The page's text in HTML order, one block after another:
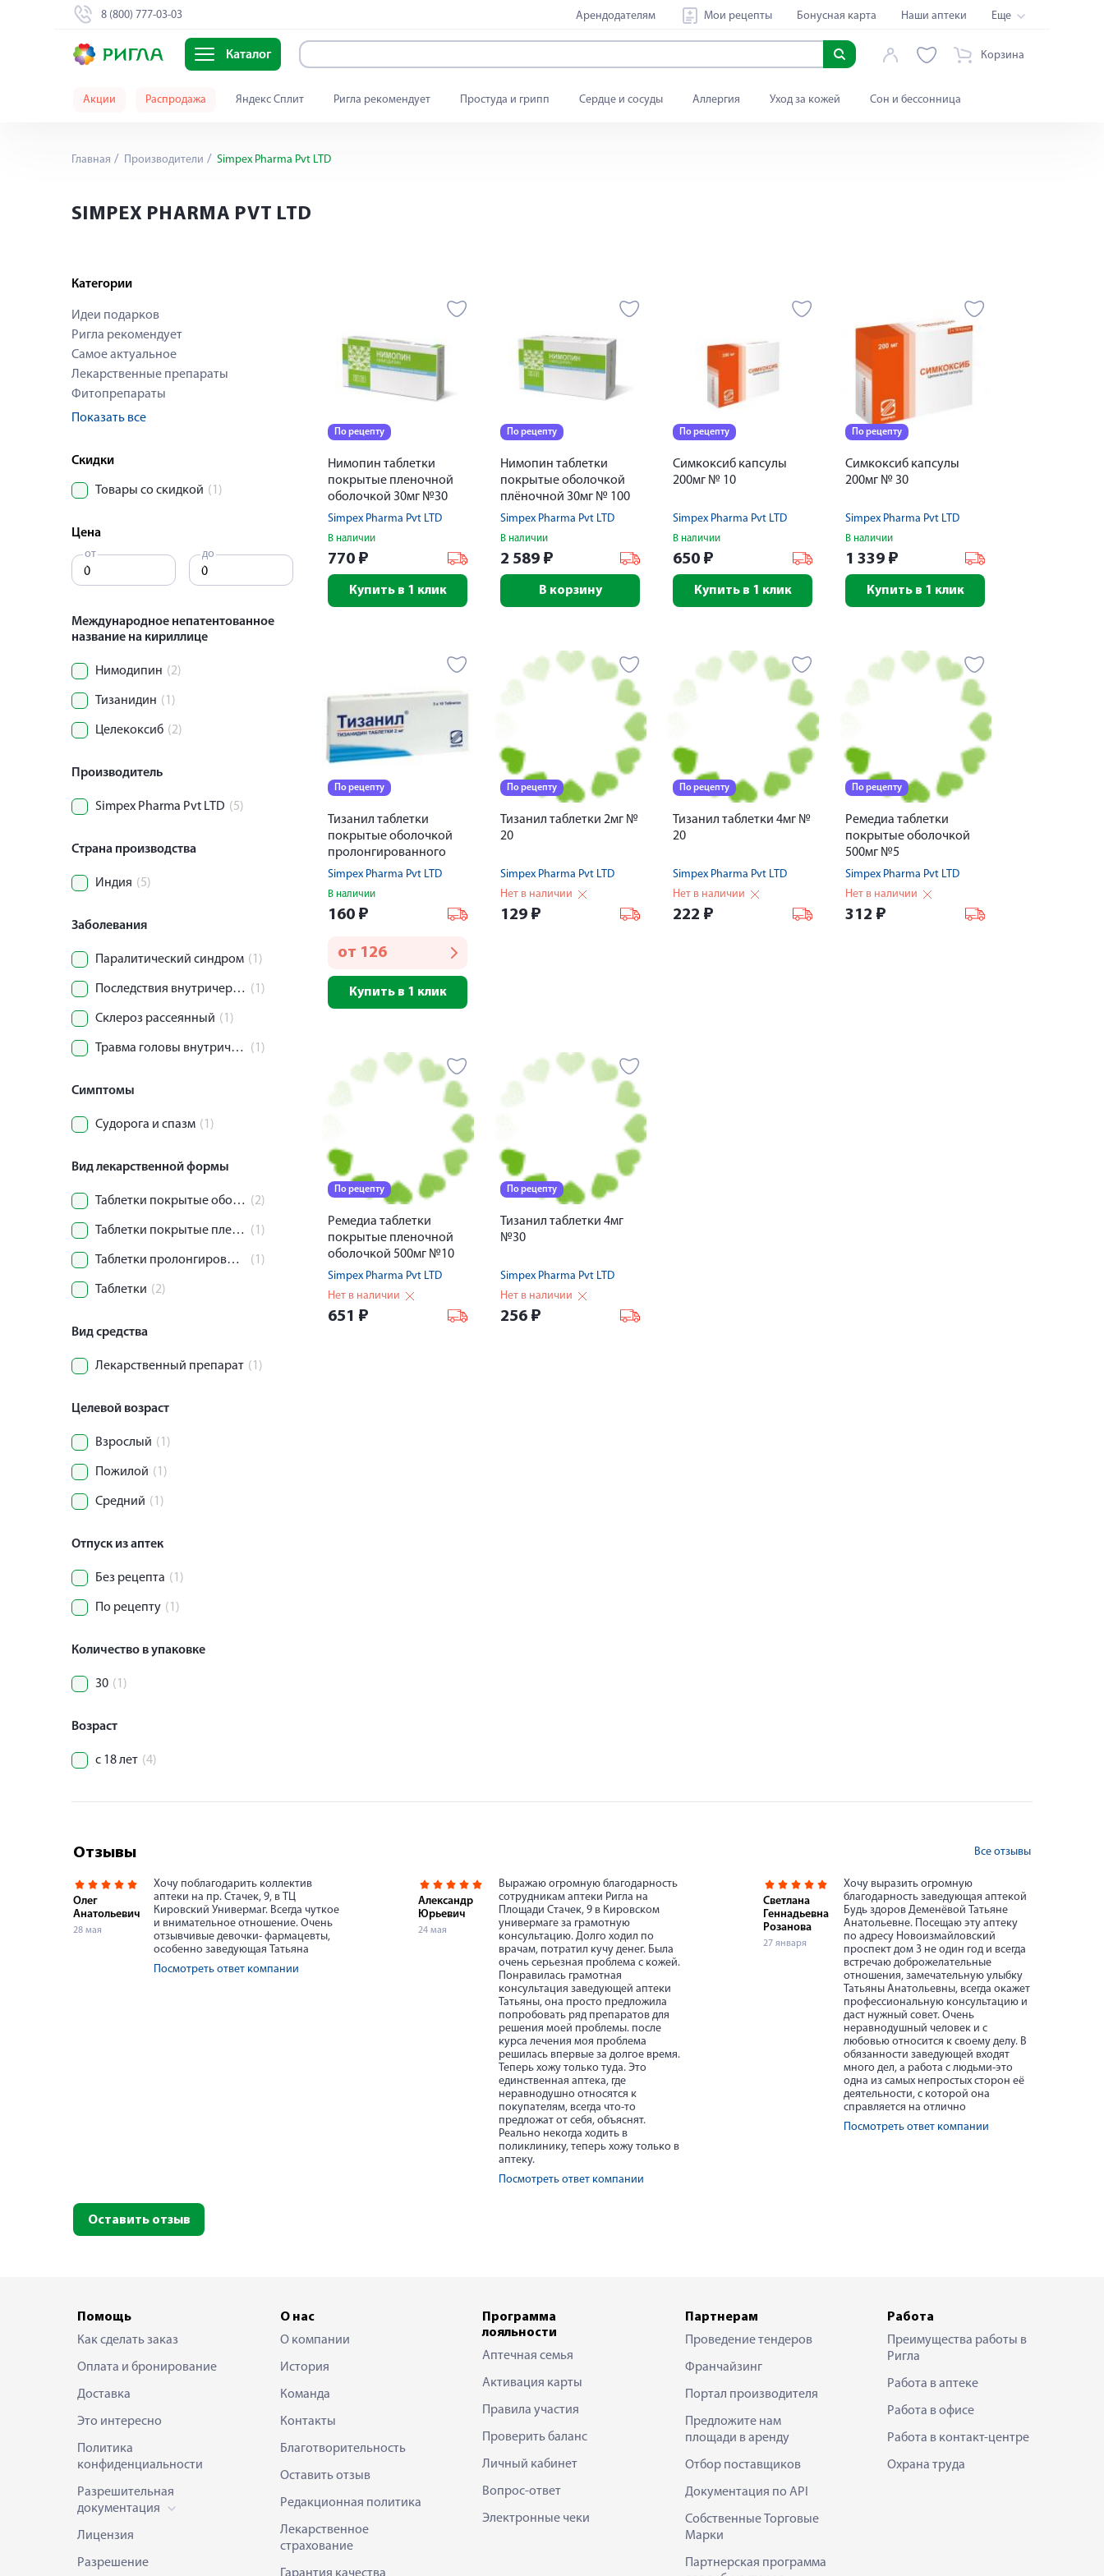
8 (800) 777-03-03 Арендодателям Мои рецепты Бонусная карта Наши аптеки Еще
Каталог Корзина
Акции Распродажа Яндекс Сплит Ригла рекомендует Простуда и грипп Сердце и сосуды Аллергия Уход за кожей Сон и бессонница
Главная Производители Simpex Pharma Pvt LTD
SIMPEX PHARMA PVT LTD
Категории
Идеи подарков
Ригла рекомендует
Самое актуальное
Лекарственные препараты
Фитопрепараты
Показать все
Скидки
Товары со скидкой (1)
Цена
от до
Международное непатентованное
название на кириллице
Нимодипин (2)
Тизанидин (1)
Целекоксиб (2)
Производитель
Simpex Pharma Pvt LTD (5)
Страна производства
Индия (5)
Заболевания
Паралитический синдром (1)
Последствия внутричерепной травмы (1)
Склероз рассеянный (1)
Травма головы внутричерепная (1)
Симптомы
Судорога и спазм (1)
Вид лекарственной формы
Таблетки покрытые оболочкой (2)
Таблетки покрытые пленочной оболочкой (1)
Таблетки пролонгированного действия (1)
Таблетки (2)
Вид средства
Лекарственный препарат (1)
Целевой возраст
Взрослый (1)
Пожилой (1)
Средний (1)
Отпуск из аптек
Без рецепта (1)
По рецепту (1)
Количество в упаковке
30 (1)
Возраст
с 18 лет (4)
По рецепту
Нимопин таблетки
покрытые пленочной
оболочкой 30мг №30
Simpex Pharma Pvt LTD
В наличии
770 ₽
Купить в 1 клик
По рецепту
Нимопин таблетки
покрытые оболочкой
плёночной 30мг № 100
Simpex Pharma Pvt LTD
В наличии
2 589 ₽
В корзину
По рецепту
Симкоксиб капсулы
200мг № 10
Simpex Pharma Pvt LTD
В наличии
650 ₽
Купить в 1 клик
По рецепту
Симкоксиб капсулы
200мг № 30
Simpex Pharma Pvt LTD
В наличии
1 339 ₽
Купить в 1 клик
По рецепту
Тизанил таблетки
покрытые оболочкой
пролонгированного
действия 2мг № 30
Simpex Pharma Pvt LTD
В наличии
160 ₽
от 126
Купить в 1 клик
По рецепту
Тизанил таблетки 2мг №
20
Simpex Pharma Pvt LTD
Нет в наличии
129 ₽
По рецепту
Тизанил таблетки 4мг №
20
Simpex Pharma Pvt LTD
Нет в наличии
222 ₽
По рецепту
Ремедиа таблетки
покрытые оболочкой
500мг №5
Simpex Pharma Pvt LTD
Нет в наличии
312 ₽
По рецепту
Ремедиа таблетки
покрытые пленочной
оболочкой 500мг №10
Simpex Pharma Pvt LTD
Нет в наличии
651 ₽
По рецепту
Тизанил таблетки 4мг
№30
Simpex Pharma Pvt LTD
Нет в наличии
256 ₽
Отзывы Все отзывы
Олег
Анатольевич
28 мая
Хочу поблагодарить коллектив
аптеки на пр. Стачек, 9, в ТЦ
Кировский Универмаг. Всегда чуткое
и внимательное отношение. Очень
отзывчивые девочки- фармацевты,
особенно заведующая Татьяна
Посмотреть ответ компании
Александр
Юрьевич
24 мая
Выражаю огромную благодарность
сотрудникам аптеки Ригла на
Площади Стачек, 9 в Кировском
универмаге за грамотную
консультацию. Долго ходил по
врачам, потратил кучу денег. Была
очень серьезная проблема с кожей.
Понравилась грамотная
консультация заведующей аптеки
Татьяны, она просто предложила
попробовать ряд препаратов для
решения моей проблемы. после
курса лечения моя проблема
решилась впервые за долгое время.
Теперь хожу только туда. Это
единственная аптека, где
неравнодушно относятся к
покупателям, всегда что-то
предложат от себя, объяснят.
Реально некогда ходить в
поликлинику, теперь хожу только в
аптеку.
Посмотреть ответ компании
Светлана
Геннадьевна
Розанова
27 января
Хочу выразить огромную
благодарность заведующая аптекой
Будь здоров Деменёвой Татьяне
Анатольевне. Посещаю эту аптеку
по адресу Новоизмайловский
проспект дом 3 не один год и всегда
встречаю доброжелательные
отношения, замечательную улыбку
Татьяны Анатольевны, всегда окажет
профессиональную консультацию и
даст нужный совет. Очень
неравнодушный человек и с
любовью относится к своему делу. В
обязанности заведующей входят
много дел, а работа с людьми-это
одна из самых непростых сторон её
деятельности, с которой она
справляется на отлично
Посмотреть ответ компании
Оставить отзыв
Помощь
Как сделать заказ
Оплата и бронирование
Доставка
Это интересно
Политика
конфиденциальности
Разрешительная
документация
Лицензия
Разрешение
О нас
О компании
История
Команда
Контакты
Благотворительность
Оставить отзыв
Редакционная политика
Лекарственное
страхование
Программа
лояльности
Аптечная семья
Активация карты
Правила участия
Проверить баланс
Личный кабинет
Вопрос-ответ
Электронные чеки
Партнерам
Проведение тендеров
Франчайзинг
Портал производителя
Предложите нам
площади в аренду
Отбор поставщиков
Документация по API
Собственные Торговые
Марки
Партнерская программа
Работа
Преимущества работы в
Ригла
Работа в аптеке
Работа в офисе
Работа в контакт-центре
Охрана труда